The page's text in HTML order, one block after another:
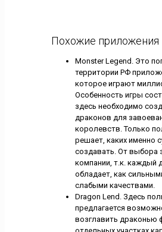
Похожие приложения
Monster Legend. Это
территории РФ
которое играют
Особенность игры
здесь необходимо
драконов для
королевств. Только
решает, каких именно
создавать. От выбора
компании, т.к. каждый
обладает, как
слабыми качествами.
Dragon Lend. Здесь
предлагается
возглавить драконью